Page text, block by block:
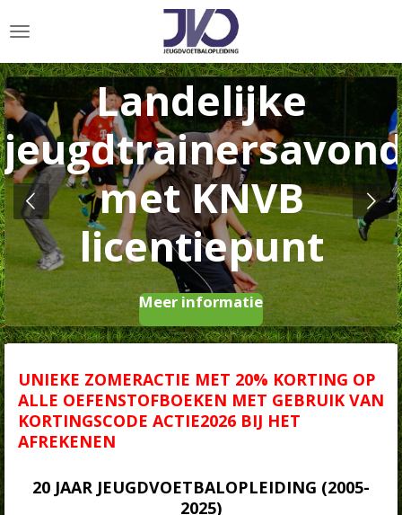
direct
de
hoofdinhoud Landelijke
met KNVB
licentiepunt
Meer informatie
UNIEKE ZOMERACTIE MET 20% KORTING OP
ALLE OEFENSTOFBOEKEN MET GEBRUIK VAN
KORTINGSCODE ACTIE2026 BIJ HET
AFREKENEN
20 JAAR JEUGDVOETBALOPLEIDING (2005-
2025)